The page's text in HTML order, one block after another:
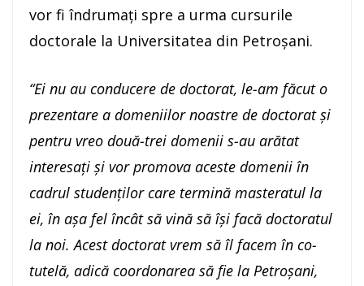
vor fi îndrumați spre a urma cursurile
doctorale la Universitatea din Petroșani.
“Ei nu au conducere de doctorat, le-am făcut o
prezentare a domeniilor noastre de doctorat și
pentru vreo două-trei domenii s-au arătat
interesați și vor promova aceste domenii în
cadrul studenților care termină masteratul la
ei, în așa fel încât să vină să își facă doctoratul
la noi. Acest doctorat vrem să îl facem în co-
tutelă, adică coordonarea să fie la Petroșani,